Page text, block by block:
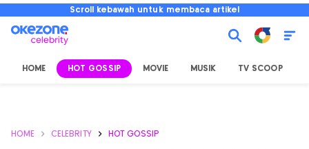
Scroll kebawah untuk membaca artikel
HOME HOT GOSSIP MOVIE MUSIK TV SCOOP
HOME CELEBRITY HOT GOSSIP